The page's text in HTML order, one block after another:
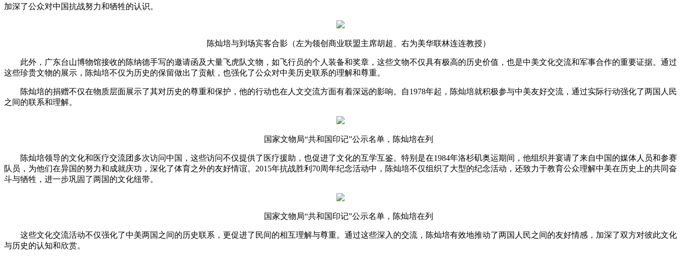
加深了公众对中国抗战努力和牺牲的认识。
陈灿培与到场宾客合影（左为领创商业联盟主席胡超、右为美华联林连连教授）
此外，广东台山博物馆接收的陈纳德手写的邀请函及大量飞虎队文物，如飞行员的个人装备和奖章，这些文物不仅具有极高的历史价值，也是中美文化交流和军事合作的重要证据。通过
这些珍贵文物的展示，陈灿培不仅为历史的保留做出了贡献，也强化了公众对中美历史联系的理解和尊重。
陈灿培的捐赠不仅在物质层面展示了其对历史的尊重和保护，他的行动也在人文交流方面有着深远的影响。自1978年起，陈灿培就积极参与中美友好交流，通过实际行动强化了两国人民
之间的联系和理解。
国家文物局“共和国印记”公示名单，陈灿培在列
陈灿培领导的文化和医疗交流团多次访问中国，这些访问不仅提供了医疗援助，也促进了文化的互学互鉴。特别是在1984年洛杉矶奥运期间，他组织并宴请了来自中国的媒体人员和参赛
队员，为他们在异国的努力和成就庆功，深化了体育之外的友好情谊。2015年抗战胜利70周年纪念活动中，陈灿培不仅组织了大型的纪念活动，还致力于教育公众理解中美在历史上的共同奋
斗与牺牲，进一步巩固了两国的文化纽带。
国家文物局“共和国印记”公示名单，陈灿培在列
这些文化交流活动不仅强化了中美两国之间的历史联系，更促进了民间的相互理解与尊重。通过这些深入的交流，陈灿培有效地推动了两国人民之间的友好情感，加深了双方对彼此文化
与历史的认知和欣赏。